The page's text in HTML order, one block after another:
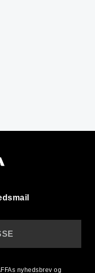
nyhedsbrev og